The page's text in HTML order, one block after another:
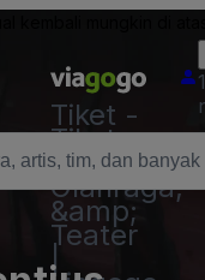
Tiket -
Tiket
Konser,
Olahraga,
&amp;
Teater
|